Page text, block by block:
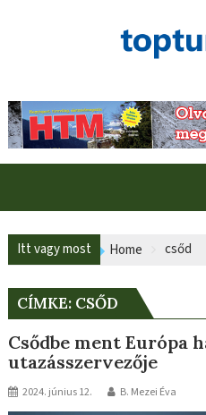
Itt vagy most Home csőd
CÍMKE: CSŐD
Csődbe ment Európa
utazásszervezője
2024. június 12. B. Mezei Éva